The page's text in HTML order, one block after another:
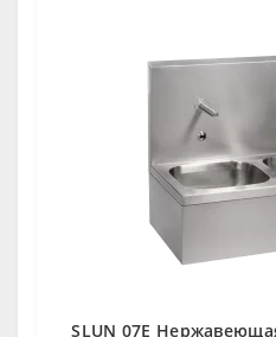
SLUN 07E